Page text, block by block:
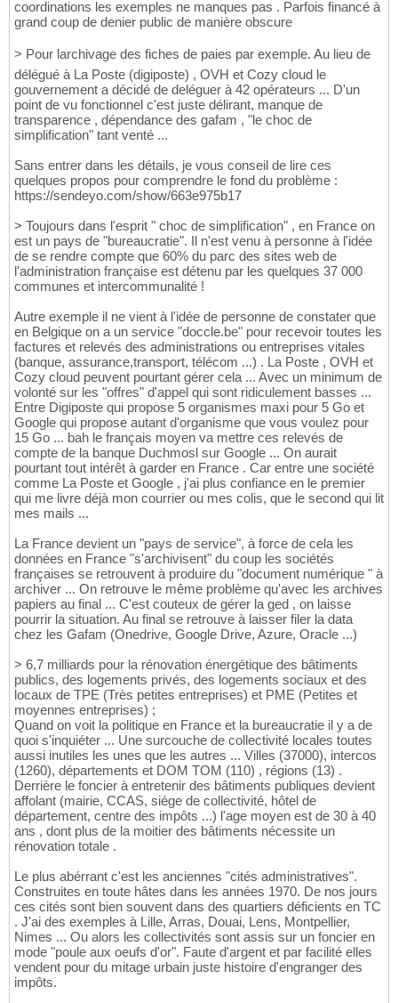
coordinations les exemples ne manques pas . Parfois financé à
grand coup de denier public de manière obscure
> Pour larchivage des fiches de paies par exemple. Au lieu de
délégué à La Poste (digiposte) , OVH et Cozy cloud le
gouvernement a décidé de deléguer à 42 opérateurs ... D'un
point de vu fonctionnel c'est juste délirant, manque de
transparence , dépendance des gafam , "le choc de
simplification" tant venté ...
Sans entrer dans les détails, je vous conseil de lire ces
quelques propos pour comprendre le fond du problème :
https://sendeyo.com/show/663e975b17
> Toujours dans l'esprit " choc de simplification" , en France on
est un pays de "bureaucratie". Il n'est venu à personne à l'idée
de se rendre compte que 60% du parc des sites web de
l'administration française est détenu par les quelques 37 000
communes et intercommunalité !
Autre exemple il ne vient à l'idée de personne de constater que
en Belgique on a un service "doccle.be" pour recevoir toutes les
factures et relevés des administrations ou entreprises vitales
(banque, assurance,transport, télécom ...) . La Poste , OVH et
Cozy cloud peuvent pourtant gérer cela ... Avec un minimum de
volonté sur les "offres" d'appel qui sont ridiculement basses ...
Entre Digiposte qui propose 5 organismes maxi pour 5 Go et
Google qui propose autant d'organisme que vous voulez pour
15 Go ... bah le français moyen va mettre ces relevés de
compte de la banque Duchmosl sur Google ... On aurait
pourtant tout intérêt à garder en France . Car entre une société
comme La Poste et Google , j'ai plus confiance en le premier
qui me livre déjà mon courrier ou mes colis, que le second qui lit
mes mails ...
La France devient un "pays de service", à force de cela les
données en France "s'archivisent" du coup les sociétés
françaises se retrouvent à produire du "document numérique " à
archiver ... On retrouve le même problème qu'avec les archives
papiers au final ... C'est couteux de gérer la ged , on laisse
pourrir la situation. Au final se retrouve à laisser filer la data
chez les Gafam (Onedrive, Google Drive, Azure, Oracle ...)
> 6,7 milliards pour la rénovation énergétique des bâtiments
publics, des logements privés, des logements sociaux et des
locaux de TPE (Très petites entreprises) et PME (Petites et
moyennes entreprises) ;
Quand on voit la politique en France et la bureaucratie il y a de
quoi s'inquiéter ... Une surcouche de collectivité locales toutes
aussi inutiles les unes que les autres ... Villes (37000), intercos
(1260), départements et DOM TOM (110) , régions (13) .
Derrière le foncier à entretenir des bâtiments publiques devient
affolant (mairie, CCAS, siége de collectivité, hôtel de
département, centre des impôts ...) l'age moyen est de 30 à 40
ans , dont plus de la moitier des bâtiments nécessite un
rénovation totale .
Le plus abérrant c'est les anciennes "cités administratives".
Construites en toute hâtes dans les années 1970. De nos jours
ces cités sont bien souvent dans des quartiers déficients en TC
. J'ai des exemples à Lille, Arras, Douai, Lens, Montpellier,
Nimes ... Ou alors les collectivités sont assis sur un foncier en
mode "poule aux oeufs d'or". Faute d'argent et par facilité elles
vendent pour du mitage urbain juste histoire d'engranger des
impôts.